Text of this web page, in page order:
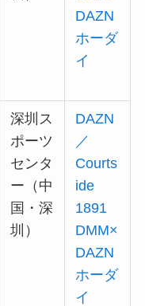
DAZN
ホーダ
イ
深圳ス
ポーツ
センタ
ー（中
国・深
圳）
DAZN
／
Courts
ide
1891
DMM×
DAZN
ホーダ
イ